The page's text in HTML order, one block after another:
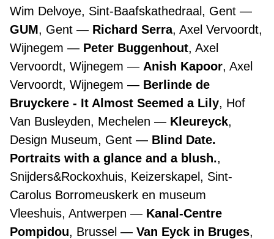
Wim Delvoye, Sint-Baafskathedraal, Gent
GUM, Gent Richard Serra, Axel Vervoordt,
Wijnegem
Peter Buggenhout, Axel
Vervoordt, Wijnegem
Anish Kapoor, Axel
Vervoordt, Wijnegem
Berlinde de
Bruyckere - It Almost Seemed a Lily, Hof
Van Busleyden, Mechelen
Kleureyck,
Design Museum, Gent
Blind Date.
Portraits with a glance and a blush.,
Snijders&Rockoxhuis, Keizerskapel, Sint-
Carolus Borromeuskerk en museum
Vleeshuis, Antwerpen
Kanal-Centre
Pompidou, Brussel Van Eyck in Bruges,